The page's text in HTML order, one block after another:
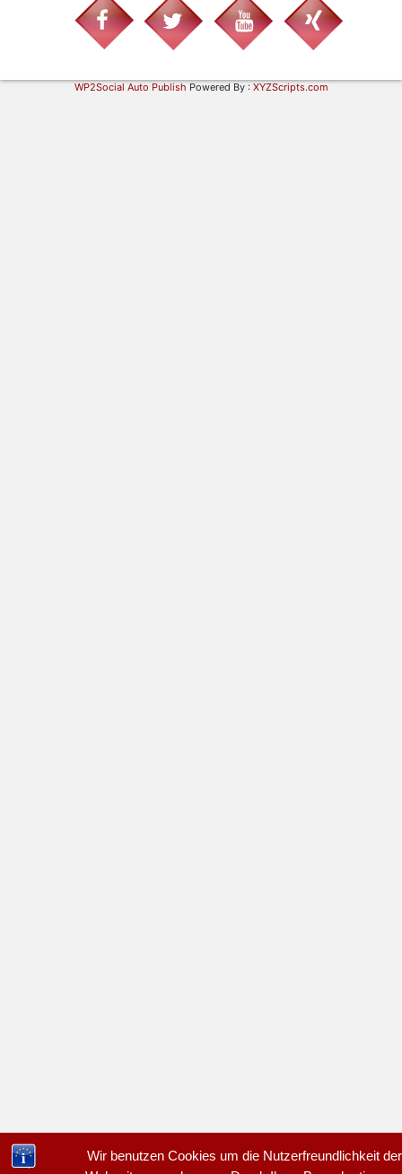
Wir benutzen Cookies um die Nutzerfreundlichkeit der
WP2Social Auto Publish Powered By : XYZScripts.com